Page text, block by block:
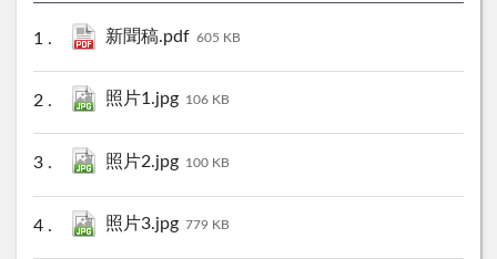
新聞稿.pdf 605 KB
照片1.jpg 106 KB
照片2.jpg 100 KB
照片3.jpg 779 KB